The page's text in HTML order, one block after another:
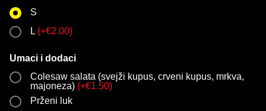
S
L (+€2.00)
Umaci i dodaci
Colesaw salata (svejži kupus, crveni kupus, mrkva,
majoneza) (+€1.50)
Prženi luk